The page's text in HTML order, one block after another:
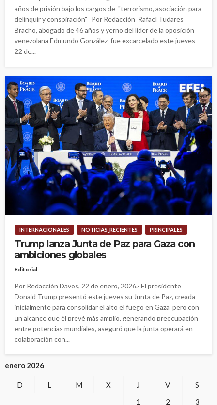
años de prisión bajo los cargos de "terrorismo, asociación para
delinquir y conspiración" Por Redacción Rafael Tudares
Bracho, abogado de 46 años y yerno del líder de la oposición
venezolana Edmundo González, fue excarcelado este jueves
22 de...
INTERNACIONALES NOTICIAS_RECIENTES PRINCIPALES
Trump lanza Junta de Paz para Gaza con
ambiciones globales
Editorial
Por Redacción Davos, 22 de enero, 2026.- El presidente
Donald Trump presentó este jueves su Junta de Paz, creada
inicialmente para consolidar el alto el fuego en Gaza, pero con
un alcance que él prevé más amplio, generando preocupación
entre potencias mundiales, aseguró que la junta operará en
colaboración con...
enero 2026
D L M X J V
S
1
2
3